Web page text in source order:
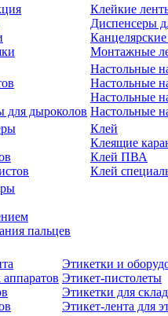
Клейкие
Диспенсеры
Монтажные
для дыроколов
Настольные
Настольные
Настольные
Настольные
Клей
Клеящие
Клей ПВА
Клей
пальцев
Этикетки и
Этикет-пистолеты
Этикетки для
Этикет-лента для